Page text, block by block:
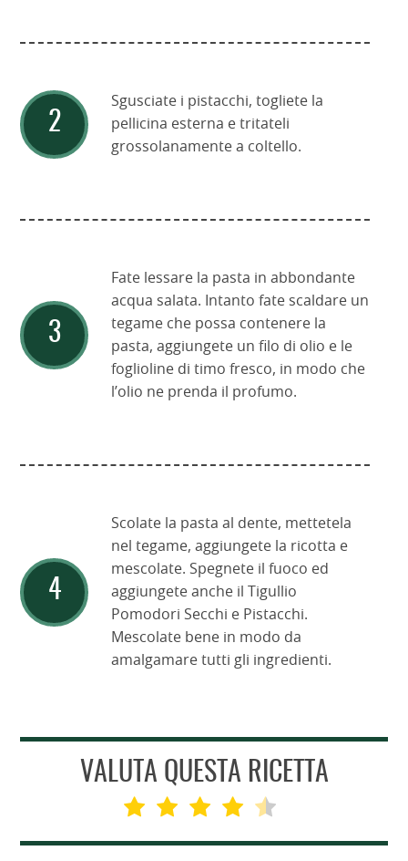
Sgusciate i pistacchi, togliete la
pellicina esterna e tritateli
grossolanamente a coltello.
Fate lessare la pasta in abbondante
acqua salata. Intanto fate scaldare un
tegame che possa contenere la
pasta, aggiungete un filo di olio e le
foglioline di timo fresco, in modo che
l’olio ne prenda il profumo.
Scolate la pasta al dente, mettetela
nel tegame, aggiungete la ricotta e
mescolate. Spegnete il fuoco ed
aggiungete anche il Tigullio
Pomodori Secchi e Pistacchi.
Mescolate bene in modo da
amalgamare tutti gli ingredienti.
VALUTA QUESTA RICETTA